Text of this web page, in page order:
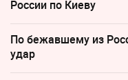
России по Киеву
По бежавшему из
удар